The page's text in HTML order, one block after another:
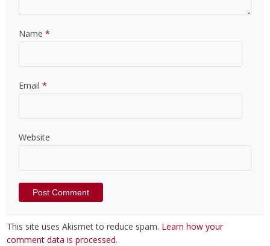
Name *
Email *
Website
This site uses Akismet to reduce spam. Learn how your
comment data is processed.